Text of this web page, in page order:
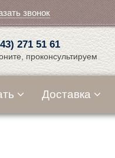
звонок
271 51 61
проконсультируем
Доставка